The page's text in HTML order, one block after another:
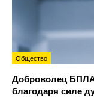
Общество
Доброволец
благодаря силе